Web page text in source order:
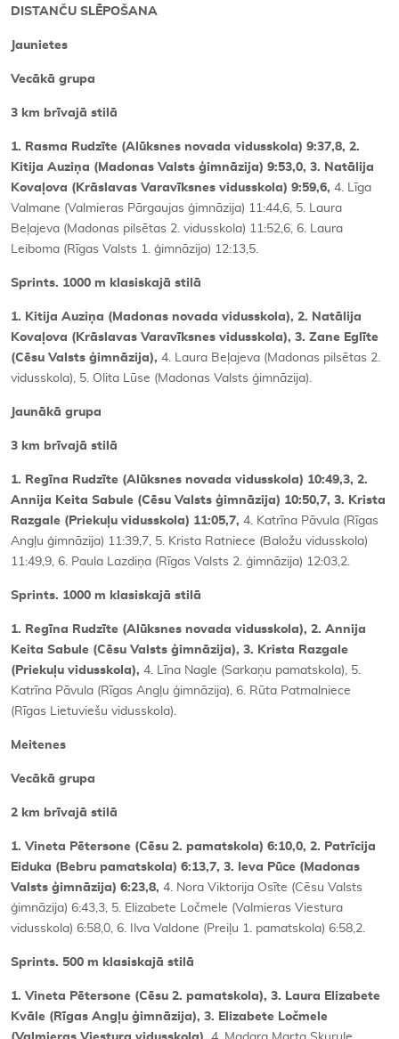
DISTANČU SLĒPOŠANA
Jaunietes
Vecākā grupa
3 km brīvajā stilā
1. Rasma Rudzīte (Alūksnes novada vidusskola) 9:37,8, 2.
Kitija Auziņa (Madonas Valsts ģimnāzija) 9:53,0, 3. Natālija
Kovaļova (Krāslavas Varavīksnes vidusskola) 9:59,6, 4. Līga
Valmane (Valmieras Pārgaujas ģimnāzija) 11:44,6, 5. Laura
Beļajeva (Madonas pilsētas 2. vidusskola) 11:52,6, 6. Laura
Leiboma (Rīgas Valsts 1. ģimnāzija) 12:13,5.
Sprints. 1000 m klasiskajā stilā
1. Kitija Auziņa (Madonas novada vidusskola), 2. Natālija
Kovaļova (Krāslavas Varavīksnes vidusskola), 3. Zane Eglīte
(Cēsu Valsts ģimnāzija), 4. Laura Beļajeva (Madonas pilsētas 2.
vidusskola), 5. Olita Lūse (Madonas Valsts ģimnāzija).
Jaunākā grupa
3 km brīvajā stilā
1. Regīna Rudzīte (Alūksnes novada vidusskola) 10:49,3, 2.
Annija Keita Sabule (Cēsu Valsts ģimnāzija) 10:50,7, 3. Krista
Razgale (Priekuļu vidusskola) 11:05,7, 4. Katrīna Pāvula (Rīgas
Angļu ģimnāzija) 11:39,7, 5. Krista Ratniece (Baložu vidusskola)
11:49,9, 6. Paula Lazdiņa (Rīgas Valsts 2. ģimnāzija) 12:03,2.
Sprints. 1000 m klasiskajā stilā
1. Regīna Rudzīte (Alūksnes novada vidusskola), 2. Annija
Keita Sabule (Cēsu Valsts ģimnāzija), 3. Krista Razgale
(Priekuļu vidusskola), 4. Līna Nagle (Sarkaņu pamatskola), 5.
Katrīna Pāvula (Rīgas Angļu ģimnāzija), 6. Rūta Patmalniece
(Rīgas Lietuviešu vidusskola).
Meitenes
Vecākā grupa
2 km brīvajā stilā
1. Vineta Pētersone (Cēsu 2. pamatskola) 6:10,0, 2. Patrīcija
Eiduka (Bebru pamatskola) 6:13,7, 3. Ieva Pūce (Madonas
Valsts ģimnāzija) 6:23,8, 4. Nora Viktorija Osīte (Cēsu Valsts
ģimnāzija) 6:43,3, 5. Elizabete Ločmele (Valmieras Viestura
vidusskola) 6:58,0, 6. Ilva Valdone (Preiļu 1. pamatskola) 6:58,2.
Sprints. 500 m klasiskajā stilā
1. Vineta Pētersone (Cēsu 2. pamatskola), 3. Laura Elizabete
Kvāle (Rīgas Angļu ģimnāzija), 3. Elizabete Ločmele